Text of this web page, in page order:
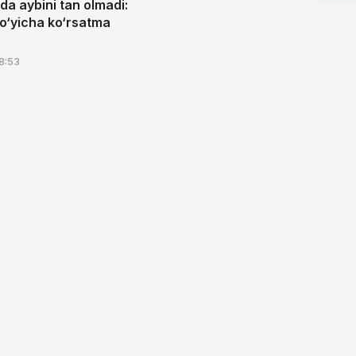
TO‘RT YILGA QAMALDI, AMMO
aybini tan olmadi:
ko‘rsatma